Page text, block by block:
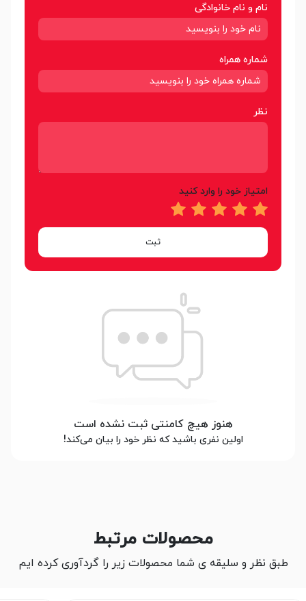
نام و نام خانوادگی
شماره همراه
نظر
امتیاز خود را وارد کنید
ثبت
هنوز هیچ کامنتی ثبت نشده است
اولین نفری باشید که نظر خود را بیان می‌کند!
محصولات مرتبط
طبق نظر و سلیقه ی شما محصولات زیر را گردآوری کرده ایم